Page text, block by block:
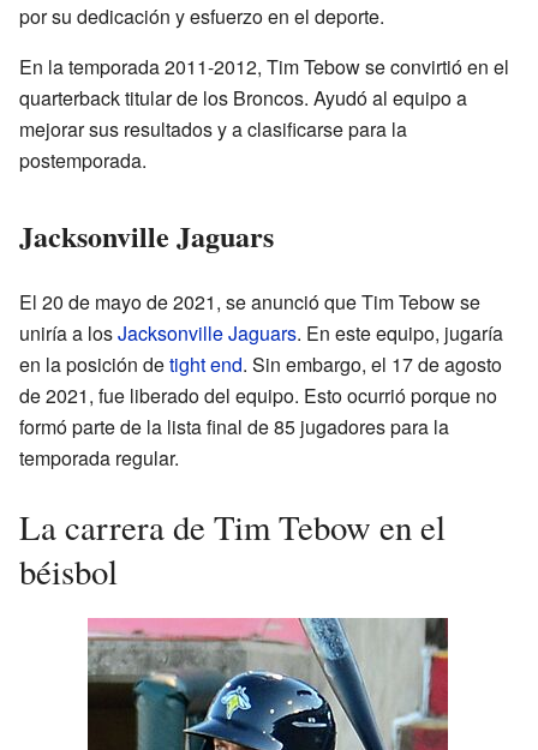
por su dedicación y esfuerzo en el deporte.
En la temporada 2011-2012, Tim Tebow se convirtió en el
quarterback titular de los Broncos. Ayudó al equipo a
mejorar sus resultados y a clasificarse para la
postemporada.
Jacksonville Jaguars
El 20 de mayo de 2021, se anunció que Tim Tebow se
uniría a losJacksonville Jaguars. En este equipo, jugaría
en la posición detight end. Sin embargo, el 17 de agosto
de 2021, fue liberado del equipo. Esto ocurrió porque no
formó parte de la lista final de 85 jugadores para la
temporada regular.
La carrera de Tim Tebow en el
béisbol